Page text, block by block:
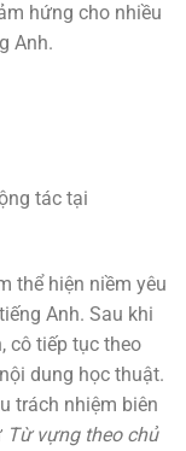
hứng cho nhiều
Anh.
tác tại
thể hiện niềm yêu
Anh. Sau khi
cô tiếp tục theo
dung học thuật.
trách nhiệm biên
Từ vựng theo chủ